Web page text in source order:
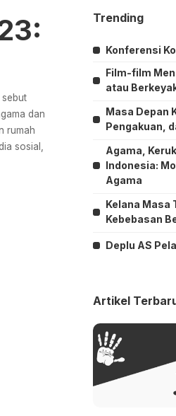
sebut
dan
rumah
sosial,
Trending
Konferensi
Film-film
atau
Masa Depan
Pengakuan,
Agama,
Indonesia:
Agama
Kelana Masa
Kebebasan
Deplu AS
Artikel